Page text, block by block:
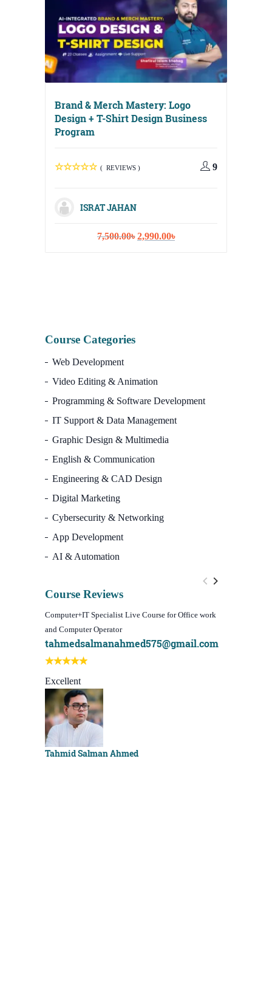
Brand & Merch Mastery: Logo
Design + T-Shirt Design Business
Program
( REVIEWS ) 9
ISRAT JAHAN
7,500.00৳ Original
2,990.00৳Current
Course Categories
Web Development
Video Editing & Animation
Programming & Software Development
IT Support & Data Management
Graphic Design & Multimedia
English & Communication
Engineering & CAD Design
Digital Marketing
Cybersecurity & Networking
App Development
AI & Automation
Course Reviews
Computer+IT Specialist Live Course for Office work
and Computer Operator
tahmedsalmanahmed575@gmail.com
Excellent
Tahmid Salman Ahmed